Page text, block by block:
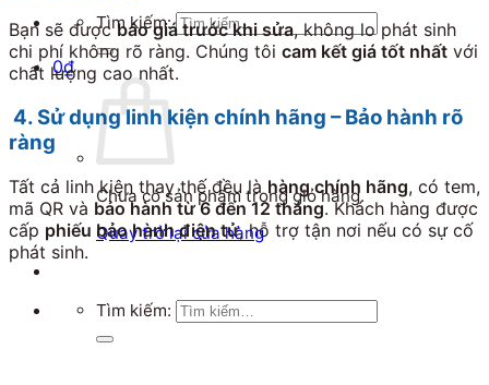
Tìm kiếm:
0₫
Chưa có sản phẩm trong giỏ hàng.
Quay trở lại cửa hàng
Tìm kiếm:
Bạn sẽ đượcbáo giá trước khi sửa, không lo phát sinh
chi phí không rõ ràng. Chúng tôi cam kết giá tốt nhất với
chất lượng cao nhất.
4. Sử dụng linh kiện chính hãng – Bảo hành rõ
ràng
Tất cả linh kiện thay thế đều là hàng chính hãng, có tem,
mã QR và bảo hành từ 6 đến 12 tháng. Khách hàng được
cấp phiếu bảo hành điện tử, hỗ trợ tận nơi nếu có sự cố
phát sinh.